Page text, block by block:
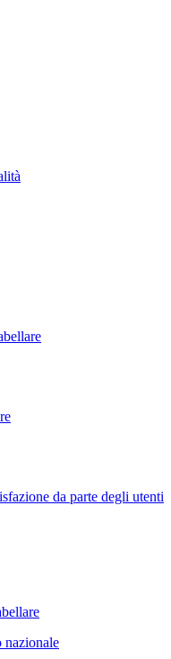
da parte degli utenti
nazionale